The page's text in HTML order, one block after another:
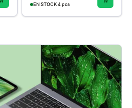
EN STOCK 4 pcs